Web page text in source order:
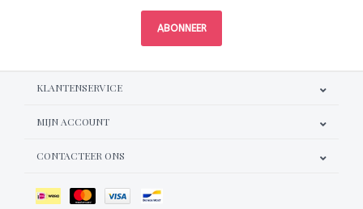
ABONNEER
KLANTENSERVICE
MIJN ACCOUNT
CONTACTEER ONS